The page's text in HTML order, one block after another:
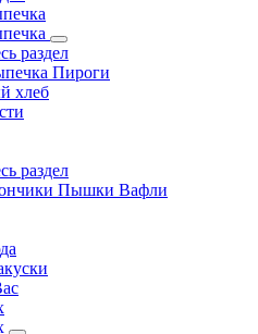
раздел
Пироги
хлеб
раздел
Пышки Вафли